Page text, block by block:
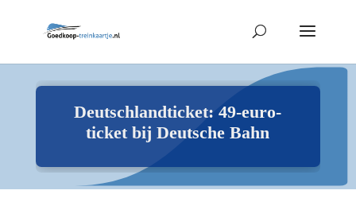
Deutschlandticket: 49-euro-
ticket bij Deutsche Bahn